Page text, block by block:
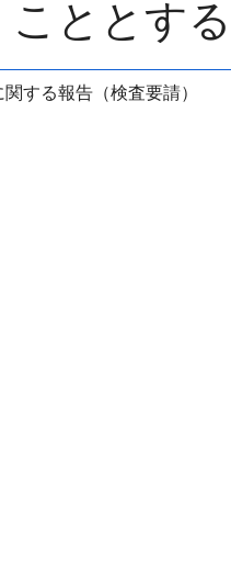
こととす
する報告（検査要請）